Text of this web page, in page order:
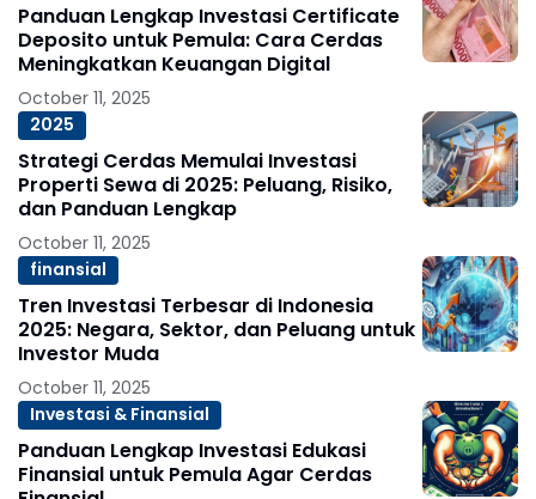
Panduan Lengkap Investasi Certificate
Deposito untuk Pemula: Cara Cerdas
Meningkatkan Keuangan Digital
October 11, 2025
2025
Strategi Cerdas Memulai Investasi
Properti Sewa di 2025: Peluang, Risiko,
dan Panduan Lengkap
October 11, 2025
finansial
Tren Investasi Terbesar di Indonesia
2025: Negara, Sektor, dan Peluang untuk
Investor Muda
October 11, 2025
Investasi & Finansial
Panduan Lengkap Investasi Edukasi
Finansial untuk Pemula Agar Cerdas